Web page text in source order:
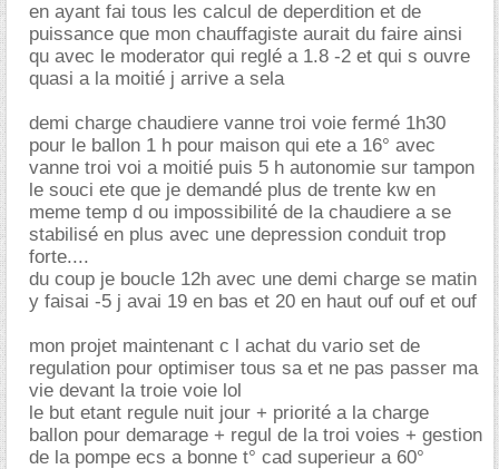
en ayant fai tous les calcul de deperdition et de
puissance que mon chauffagiste aurait du faire ainsi
qu avec le moderator qui reglé a 1.8 -2 et qui s ouvre
quasi a la moitié j arrive a sela
demi charge chaudiere vanne troi voie fermé 1h30
pour le ballon 1 h pour maison qui ete a 16° avec
vanne troi voi a moitié puis 5 h autonomie sur tampon
le souci ete que je demandé plus de trente kw en
meme temp d ou impossibilité de la chaudiere a se
stabilisé en plus avec une depression conduit trop
forte....
du coup je boucle 12h avec une demi charge se matin
y faisai -5 j avai 19 en bas et 20 en haut ouf ouf et ouf
mon projet maintenant c l achat du vario set de
regulation pour optimiser tous sa et ne pas passer ma
vie devant la troie voie lol
le but etant regule nuit jour + priorité a la charge
ballon pour demarage + regul de la troi voies + gestion
de la pompe ecs a bonne t° cad superieur a 60°